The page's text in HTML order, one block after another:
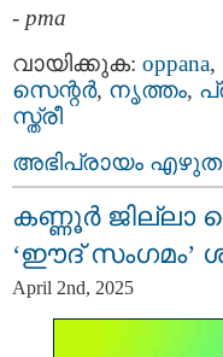
- pma
വായിക്കുക: oppana,
സെന്റര്‍, നൃത്തം,
സ്ത്രീ
അഭിപ്രായം
കണ്ണൂർ ജില്ലാ
‘ഈദ് സംഗമം’
April 2nd, 2025